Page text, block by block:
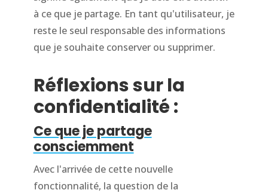
à ce que je partage. En tant qu'utilisateur, je
reste le seul responsable des informations
que je souhaite conserver ou supprimer.
Réflexions sur la
confidentialité :
Ce que je partage
consciemment
Avec l'arrivée de cette nouvelle
fonctionnalité, la question de la